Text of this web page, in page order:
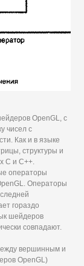
OpenGL, с
чисел с
Как и в языке
структуры и
С и C++.
операторы
Операторы
гораздо
шейдеров
совпадают.
вершинным и
OpenGL)